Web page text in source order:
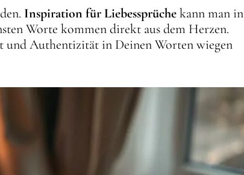
Inspiration für Liebessprüchekann man in
Worte kommen direkt aus dem Herzen.
und Authentizität in Deinen Worten wiegen